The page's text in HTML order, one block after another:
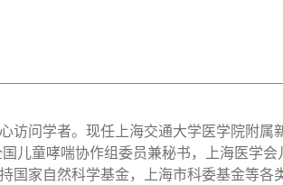
访问学者。现任上海交通大学医学院附属
儿童哮喘协作组委员兼秘书，上海医学会
国家自然科学基金，上海市科委基金等各